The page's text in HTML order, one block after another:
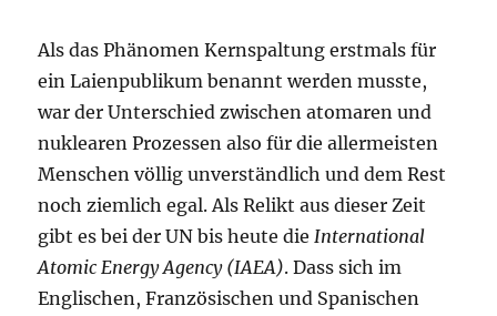
Als das Phänomen Kernspaltung erstmals für
ein Laienpublikum benannt werden musste,
war der Unterschied zwischen atomaren und
nuklearen Prozessen also für die allermeisten
Menschen völlig unverständlich und dem Rest
noch ziemlich egal. Als Relikt aus dieser Zeit
gibt es bei der UN bis heute die International
Atomic Energy Agency (IAEA). Dass sich im
Englischen, Französischen und Spanischen